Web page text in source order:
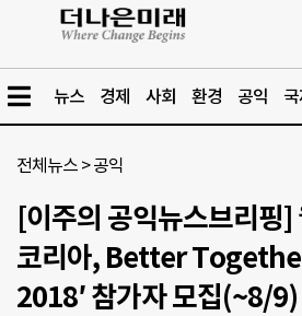
뉴스 경제 사회 환경 공익 국
전체뉴스 >공익
[이주의 공익뉴스브리핑]
코리아, Better
2018′ 참가자 모집(~8/9)